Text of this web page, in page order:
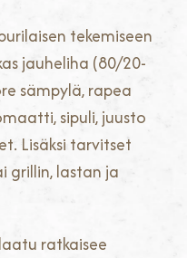
tekemiseen
jauheliha (80/20-
sämpylä, rapea
sipuli, juusto
Lisäksi tarvitset
grillin, lastan ja
ratkaisee